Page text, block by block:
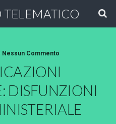
TELEMATICO
Nessun Commento
DISFUNZIONI